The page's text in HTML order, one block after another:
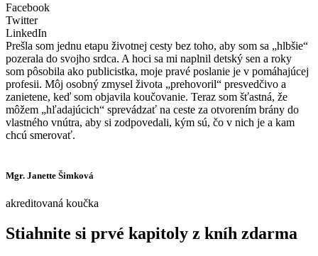
Facebook
Twitter
LinkedIn
Prešla som jednu etapu životnej cesty bez toho, aby som sa „hlbšie“
pozerala do svojho srdca. A hoci sa mi naplnil detský sen a roky
som pôsobila ako publicistka, moje pravé poslanie je v pomáhajúcej
profesii. Môj osobný zmysel života „prehovoril“ presvedčivo a
zanietene, keď som objavila koučovanie. Teraz som šťastná, že
môžem „hľadajúcich“ sprevádzať na ceste za otvorením brány do
vlastného vnútra, aby si zodpovedali, kým sú, čo v nich je a kam
chcú smerovať.
Mgr. Janette Šimková
akreditovaná koučka
Stiahnite si prvé kapitoly z kníh zdarma